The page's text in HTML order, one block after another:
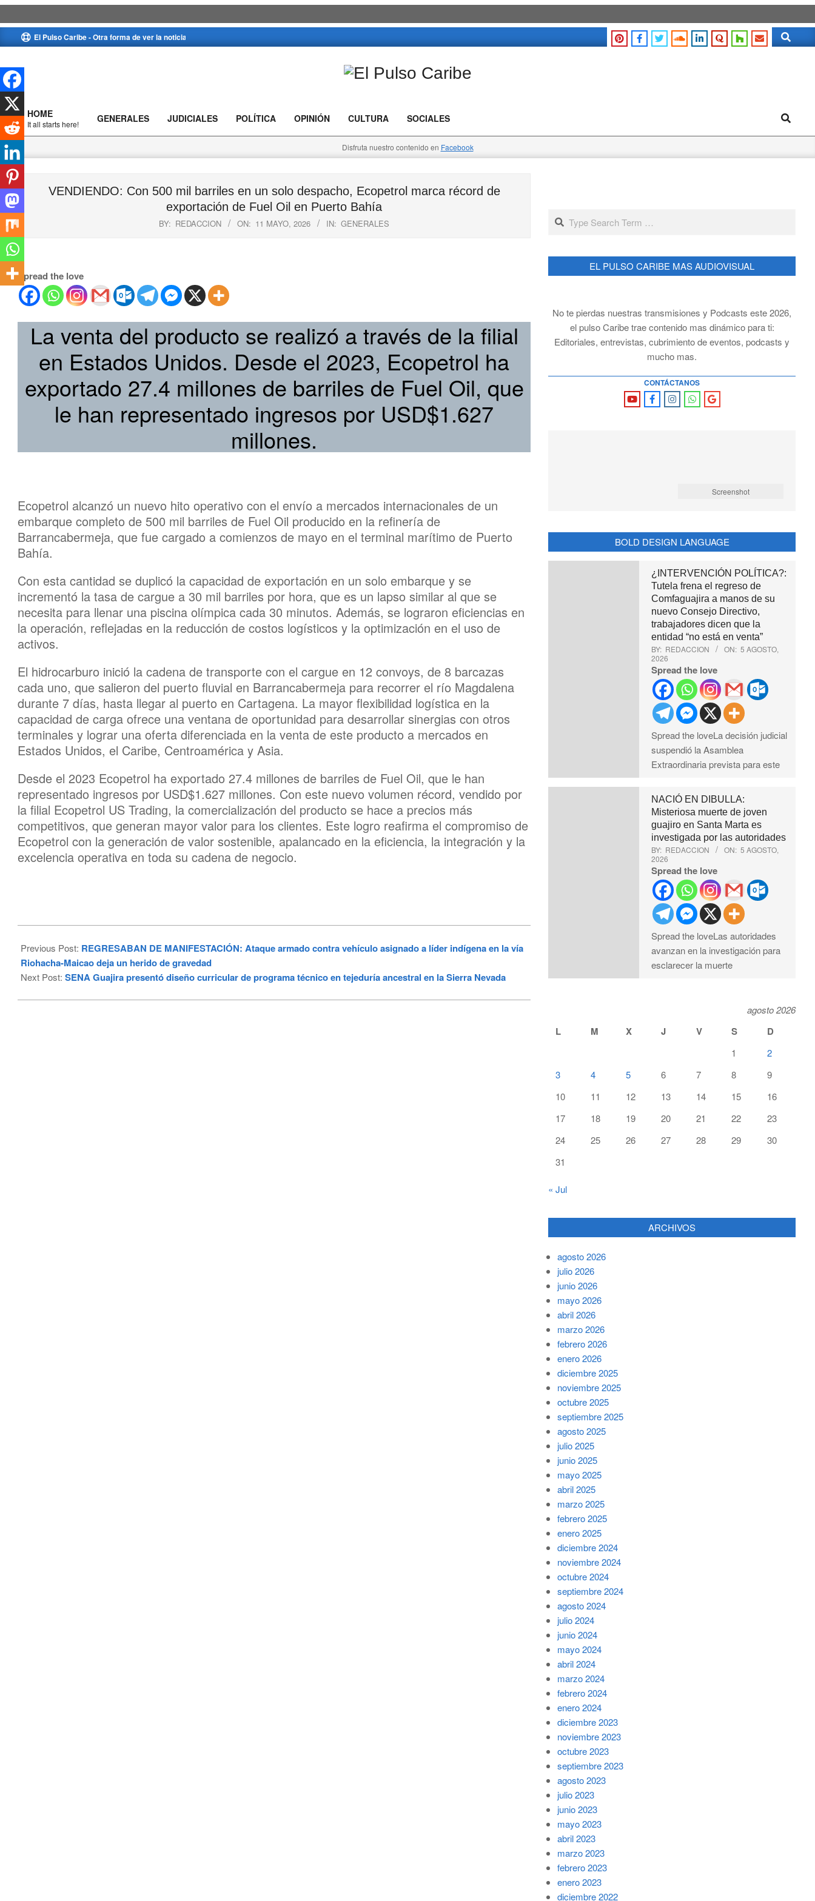
to
El Pulso Caribe - Otra forma de ver la noticia Search
Caribe
Primary
Navigation
Menu
HOME
It all starts here! GENERALES JUDICIALES POLÍTICA OPINIÓN CULTURA SOCIALES Search
Disfruta nuestro contenido en Facebook
VENDIENDO: Con 500 mil barriles en un solo despacho, Ecopetrol marca récord de
exportación de Fuel Oil en Puerto Bahía
BY: REDACCION ON: 11 MAYO, 2026 IN: GENERALES
Spread the love
La venta del producto se realizó a través de la filial
en Estados Unidos. Desde el 2023, Ecopetrol ha
exportado 27.4 millones de barriles de Fuel Oil, que
le han representado ingresos por USD$1.627
millones.
Ecopetrol alcanzó un nuevo hito operativo con el envío a mercados internacionales de un
embarque completo de 500 mil barriles de Fuel Oil producido en la refinería de
Barrancabermeja, que fue cargado a comienzos de mayo en el terminal marítimo de Puerto
Bahía.
Con esta cantidad se duplicó la capacidad de exportación en un solo embarque y se
incrementó la tasa de cargue a 30 mil barriles por hora, que es un lapso similar al que se
necesita para llenar una piscina olímpica cada 30 minutos. Además, se lograron eficiencias en
la operación, reflejadas en la reducción de costos logísticos y la optimización en el uso de
activos.
El hidrocarburo inició la cadena de transporte con el cargue en 12 convoys, de 8 barcazas
cada uno, que salieron del puerto fluvial en Barrancabermeja para recorrer el río Magdalena
durante 7 días, hasta llegar al puerto en Cartagena. La mayor flexibilidad logística en la
capacidad de carga ofrece una ventana de oportunidad para desarrollar sinergias con otros
terminales y lograr una oferta diferenciada en la venta de este producto a mercados en
Estados Unidos, el Caribe, Centroamérica y Asia.
Desde el 2023 Ecopetrol ha exportado 27.4 millones de barriles de Fuel Oil, que le han
representado ingresos por USD$1.627 millones. Con este nuevo volumen récord, vendido por
la filial Ecopetrol US Trading, la comercialización del producto se hace a precios más
competitivos, que generan mayor valor para los clientes. Este logro reafirma el compromiso de
Ecopetrol con la generación de valor sostenible, apalancado en la eficiencia, la integración y la
excelencia operativa en toda su cadena de negocio.
05-
11
Previous Post: REGRESABAN DE MANIFESTACIÓN: Ataque armado contra vehículo asignado a líder indígena en la vía
Riohacha-Maicao deja un herido de gravedad
Next Post: SENA Guajira presentó diseño curricular de programa técnico en tejeduría ancestral en la Sierra Nevada
Search
EL PULSO CARIBE MAS AUDIOVISUAL
No te pierdas nuestras transmisiones y Podcasts este 2026,
el pulso Caribe trae contenido mas dinámico para ti:
Editoriales, entrevistas, cubrimiento de eventos, podcasts y
mucho mas.
CONTÁCTANOS
Screenshot
BOLD DESIGN LANGUAGE
¿INTERVENCIÓN POLÍTICA?:
Tutela frena el regreso de
Comfaguajira a manos de su
nuevo Consejo Directivo,
trabajadores dicen que la
entidad “no está en venta”
BY: REDACCION ON: 5 AGOSTO,
2026
Spread the love
Spread the loveLa decisión judicial
suspendió la Asamblea
Extraordinaria prevista para este
NACIÓ EN DIBULLA:
Misteriosa muerte de joven
guajiro en Santa Marta es
investigada por las autoridades
BY: REDACCION ON: 5 AGOSTO,
2026
Spread the love
Spread the loveLas autoridades
avanzan en la investigación para
esclarecer la muerte
agosto 2026
L M X J V S D
1
2
3
4 5 6 7 8
9
10
11 12 13 14 15
16
17
18 19 20 21 22
23
24
25 26 27 28 29
30
31
« Jul
ARCHIVOS
agosto 2026
julio 2026
junio 2026
mayo 2026
abril 2026
marzo 2026
febrero 2026
enero 2026
diciembre 2025
noviembre 2025
octubre 2025
septiembre 2025
agosto 2025
julio 2025
junio 2025
mayo 2025
abril 2025
marzo 2025
febrero 2025
enero 2025
diciembre 2024
noviembre 2024
octubre 2024
septiembre 2024
agosto 2024
julio 2024
junio 2024
mayo 2024
abril 2024
marzo 2024
febrero 2024
enero 2024
diciembre 2023
noviembre 2023
octubre 2023
septiembre 2023
agosto 2023
julio 2023
junio 2023
mayo 2023
abril 2023
marzo 2023
febrero 2023
enero 2023
diciembre 2022